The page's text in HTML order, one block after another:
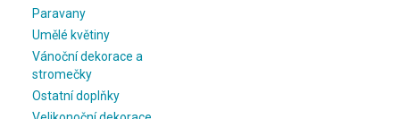
Paravany
Umělé květiny
Vánoční dekorace a
stromečky
Ostatní doplňky